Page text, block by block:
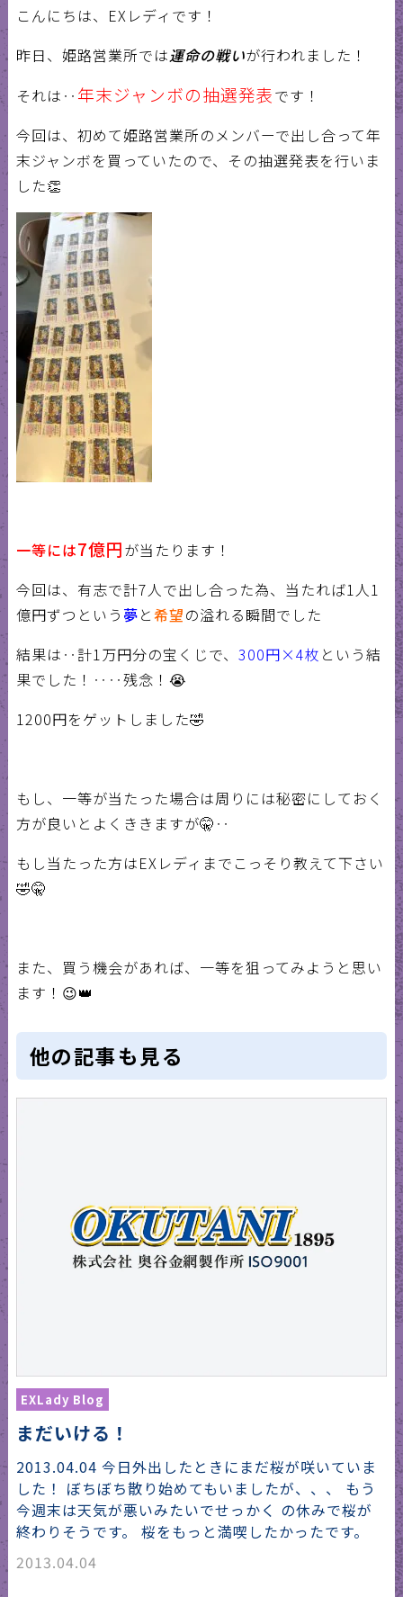
こんにちは、 EX レディです！
昨日、姫路営業所では運命の戦いが行われました！
それは‥ 年末ジャンボの抽選発表です！
今回は、初めて姫路営業所のメンバーで出し合って年
末ジャンボを買っていたので、その抽選発表を行いま
した👏
一等には7億円が当たります！
今回は、有志で計7人で出し合った為、当たれば1人1
億円ずつという 夢と希望の溢れる瞬間でした
結果は‥計1万円分の宝くじで、 300円×4枚 という結
果でした！‥‥残念！ 😭
1200円をゲットしました🤣
もし、一等が当たった場合は周りには秘密にしておく
方が良いとよくききますが🤫 ‥
もし当たった方はEX レディまでこっそり教えて下さい
🤣🤫
また、買う機会があれば、一等を狙ってみようと思い
ます！ 😉👑
他の記事も見る
EXLady Blog
まだいける！
2013.04.04 今日外出したときにまだ桜が咲いていま
した！ ぼちぼち散り始めてもいましたが、、、 もう
今週末は天気が悪いみたいでせっかく の休みで桜が
終わりそうです。 桜をもっと満喫したかったです。
2013.04.04